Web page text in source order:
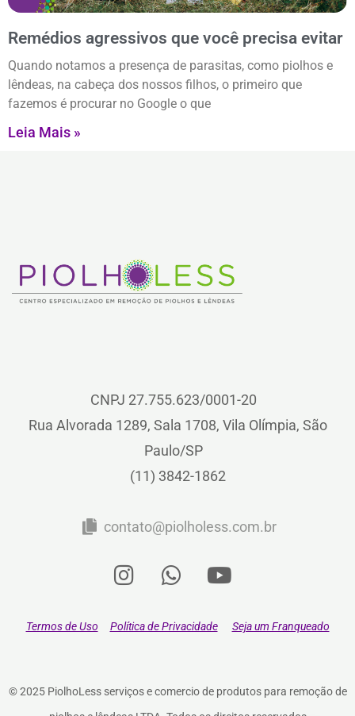
Remédios agressivos que você precisa evitar
Quando notamos a presença de parasitas, como piolhos e
lêndeas, na cabeça dos nossos filhos, o primeiro que
fazemos é procurar no Google o que
Leia Mais »
CNPJ 27.755.623/0001-20
Rua Alvorada 1289, Sala 1708, Vila Olímpia, São
Paulo/SP
(11) 3842-1862
contato@piolholess.com.br
Termos de Uso Política de Privacidade Seja um Franqueado
© 2025 PiolhoLess serviços e comercio de produtos para remoção de